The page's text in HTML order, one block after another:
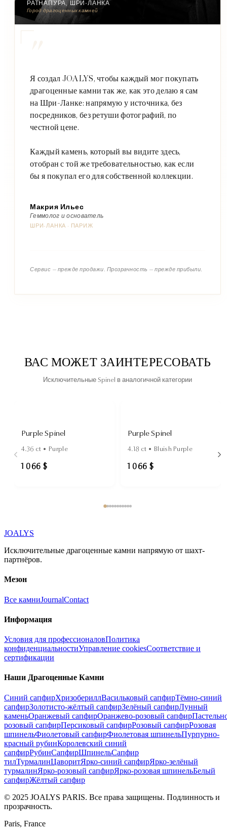
Я создал JOALYS, чтобы каждый мог покупать
драгоценные камни так же, как это делаю я сам
на Шри-Ланке: напрямую у источника, без
посредников, без ретуши фотографий, по
честной цене.
Каждый камень, который вы видите здесь,
отобран с той же требовательностью, как если
бы я покупал его для собственной коллекции.
Макрия Ильес
Геммолог и основатель
ШРИ-ЛАНКА · ПАРИЖ
Сервис — прежде продажи. Прозрачность — прежде прибыли.
РАТНАПУРА, ШРИ-ЛАНКА
Город драгоценных камней
ВАС МОЖЕТ ЗАИНТЕРЕСОВАТЬ
Исключительные Spinel в аналогичной категории
Purple Spinel
4.36 ct • Purple
1 066 $
Purple Spinel
4.18 ct • Bluish Purple
1 066 $
JOALYS
Исключительные драгоценные камни напрямую от шахт-
партнёров.
Мезон
Все камниJournalContact
Информация
Условия для профессионаловПолитика
конфиденциальностиУправление cookiesСоответствие и
сертификации
Наши Драгоценные Камни
Синий сапфирХризобериллВасильковый сапфирТёмно-синий
сапфирЗолотисто-жёлтый сапфирЗелёный сапфирЛунный
каменьОранжевый сапфирОранжево-розовый сапфир
розовый сапфирПерсиковый сапфирРозовый сапфирРозовая
шпинельФиолетовый сапфирФиолетовая шпинельПурпурно-
красный рубинКоролевский синий
сапфирРубинСапфирШпинельСапфир
тилТурмалинЦаворитЯрко-синий сапфирЯрко-зелёный
турмалинЯрко-розовый сапфирЯрко-розовая шпинельБелый
сапфирЖёлтый сапфир
© 2025 JOALYS PARIS. Все права защищены. Подлинность и
прозрачность.
Paris, France